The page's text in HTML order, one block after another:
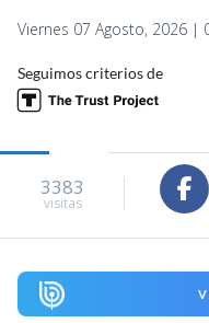
Viernes 07 Agosto, 2026 |
Seguimos criterios de
3383
visitas